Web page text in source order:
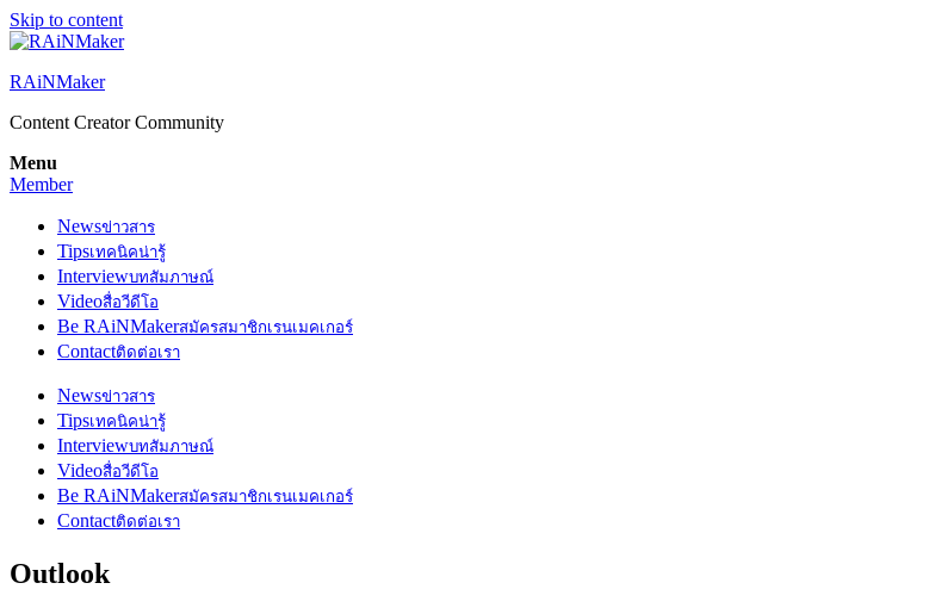
Skip to content
RAiNMaker
Content Creator Community
Menu
Member
Newsข่าวสาร
Tipsเทคนิคน่ารู้
Interviewบทสัมภาษณ์
Videoสื่อวีดีโอ
Be RAiNMakerสมัครสมาชิกเรนเมคเกอร์
Contactติดต่อเรา
Newsข่าวสาร
Tipsเทคนิคน่ารู้
Interviewบทสัมภาษณ์
Videoสื่อวีดีโอ
Be RAiNMakerสมัครสมาชิกเรนเมคเกอร์
Contactติดต่อเรา
Outlook